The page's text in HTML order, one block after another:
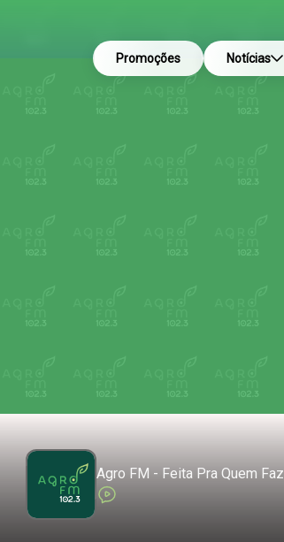
Promoções Notícias
Agro FM - Feita Pra Quem Faz